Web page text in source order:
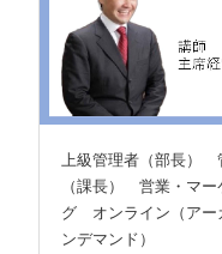
上級管理者（部長）
（課長） 営業・マー
グ オンライン（アー
ンデマンド）